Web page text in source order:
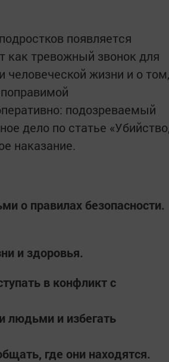
появляется
как тревожный звонок для
человеческой жизни и о том,
подозреваемый
дело по статье
наказание.
о правилах безопасности.
и здоровья.
в конфликт с
людьми и избегать
где они находятся.